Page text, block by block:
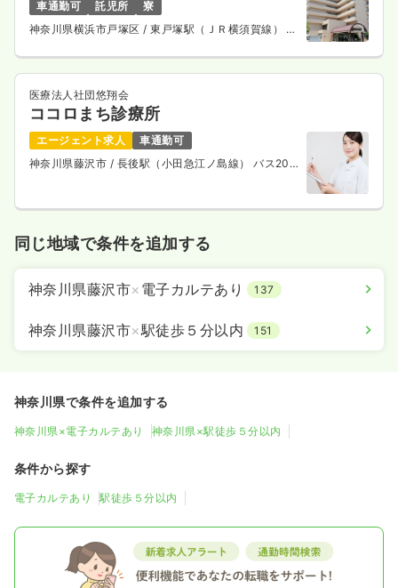
車通勤可
託児所
寮
神奈川県横浜市戸塚区/ 東戸塚駅（ＪＲ横須賀線） 徒
医療法人社団悠翔会
ココロまち診療所
エージェント求人
車通勤可
神奈川県藤沢市 / 長後駅（小田急江ノ島線） バス20
同じ地域で条件を追加する
神奈川県藤沢市× 電子カルテあり 137
神奈川県藤沢市×駅徒歩５分以内 151
神奈川県で条件を追加する
神奈川県×電子カルテあり 神奈川県×駅徒歩５分以内
条件から探す
電子カルテあり 駅徒歩５分以内